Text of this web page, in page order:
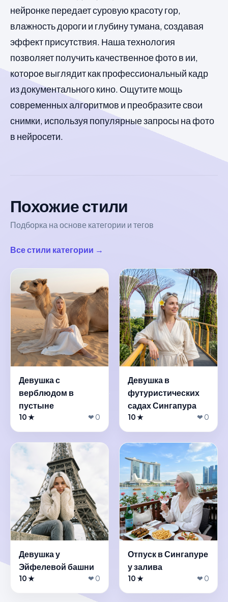
нейронке передает суровую красоту гор,
влажность дороги и глубину тумана, создавая
эффект присутствия. Наша технология
позволяет получить качественное фото в ии,
которое выглядит как профессиональный кадр
из документального кино. Ощутите мощь
современных алгоритмов и преобразите свои
снимки, используя популярные запросы на фото
в нейросети.
Похожие стили
Подборка на основе категории и тегов
Все стили категории →
Девушка с
верблюдом в
пустыне
10 ★ ❤ 0
Девушка в
футуристических
садах Сингапура
10 ★ ❤ 0
Девушка у
Эйфелевой башни
10 ★ ❤ 0
Отпуск в Сингапуре
у залива
10 ★ ❤ 0